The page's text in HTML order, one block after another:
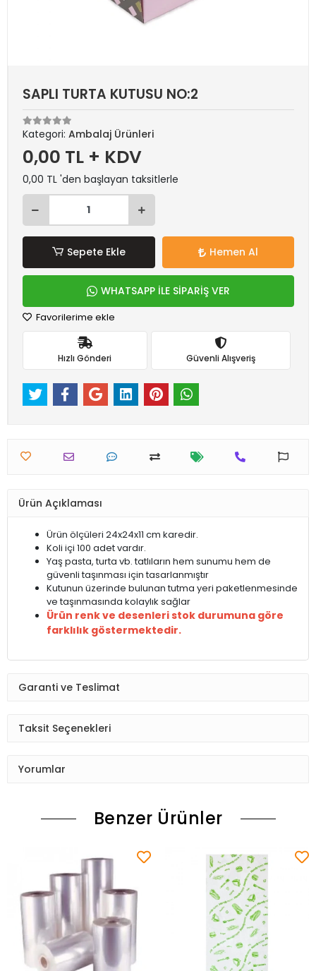
SAPLI TURTA KUTUSU NO:2
Kategori: Ambalaj Ürünleri
0,00 TL + KDV
0,00 TL 'den başlayan taksitlerle
Sepete Ekle Hemen Al
WHATSAPP İLE SİPARİŞ VER
Favorilerime ekle
Hızlı Gönderi Güvenli Alışveriş
Ürün Açıklaması
Ürün ölçüleri 24x24x11 cm karedir.
Koli içi 100 adet vardır.
Yaş pasta, turta vb. tatlıların hem sunumu hem de
güvenli taşınması için tasarlanmıştır
Kutunun üzerinde bulunan tutma yeri paketlenmesinde
ve taşınmasında kolaylık sağlar
Ürün renk ve desenleri stok durumuna göre
farklılık göstermektedir.
Garanti ve Teslimat
Taksit Seçenekleri
Yorumlar
Benzer Ürünler